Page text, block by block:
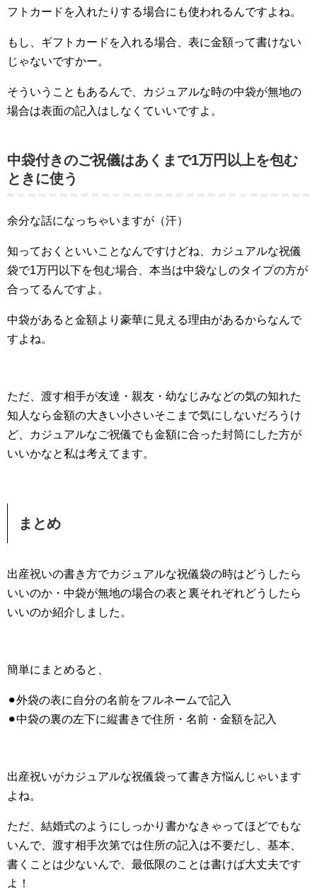
フトカードを入れたりする場合にも使われるんですよね。
もし、ギフトカードを入れる場合、表に金額って書けない
じゃないですかー。
そういうこともあるんで、カジュアルな時の中袋が無地の
場合は表面の記入はしなくていいですよ。
中袋付きのご祝儀はあくまで1万円以上を包む
ときに使う
余分な話になっちゃいますが（汗）
知っておくといいことなんですけどね、カジュアルな祝儀
袋で1万円以下を包む場合、本当は中袋なしのタイプの方が
合ってるんですよ。
中袋があると金額より豪華に見える理由があるからなんで
すよね。
ただ、渡す相手が友達・親友・幼なじみなどの気の知れた
知人なら金額の大きい小さいそこまで気にしないだろうけ
ど、カジュアルなご祝儀でも金額に合った封筒にした方が
いいかなと私は考えてます。
まとめ
出産祝いの書き方でカジュアルな祝儀袋の時はどうしたら
いいのか・中袋が無地の場合の表と裏それぞれどうしたら
いいのか紹介しました。
簡単にまとめると、
⚫︎外袋の表に自分の名前をフルネームで記入
⚫︎中袋の裏の左下に縦書きで住所・名前・金額を記入
出産祝いがカジュアルな祝儀袋って書き方悩んじゃいます
よね。
ただ、結婚式のようにしっかり書かなきゃってほどでもな
いんで、渡す相手次第では住所の記入は不要だし、基本、
書くことは少ないんで、最低限のことは書けば大丈夫です
よ！